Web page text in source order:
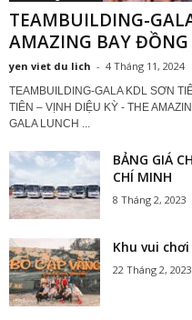
TEAMBUILDING-
AMAZING BAY
yen viet du lich - 4 Tháng 11, 2024
TEAMBUILDING-GALA KDL SƠN
TIÊN – VỊNH DIỆU KỲ - THE
GALA LUNCH ...
BẢNG GIÁ
CHÍ MINH
8 Tháng 2, 2023
Khu vui chơi
22 Tháng 2, 2023